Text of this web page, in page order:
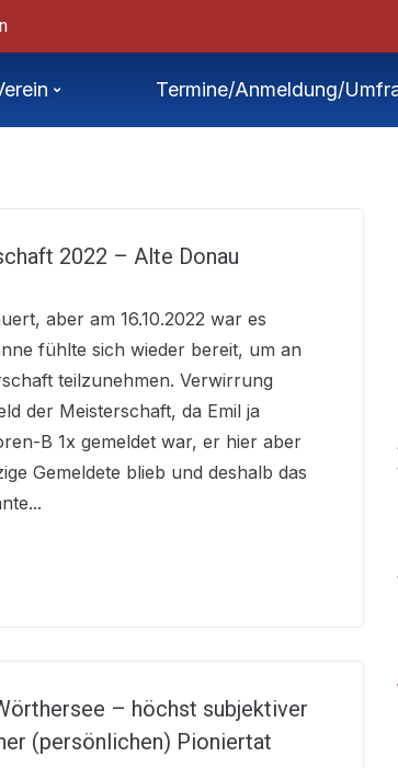
Termine/Anmeldung/
2022 – Alte Donau
aber am 16.10.2022 war es
fühlte sich wieder bereit, um an
teilzunehmen. Verwirrung
der Meisterschaft, da Emil ja
B 1x gemeldet war, er hier aber
Gemeldete blieb und deshalb das
– höchst subjektiver
(persönlichen) Pioniertat